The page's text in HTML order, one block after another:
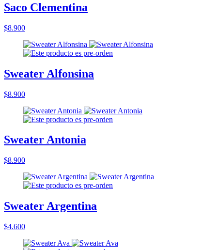
Saco Clementina
$8.900
Sweater Alfonsina
$8.900
Sweater Antonia
$8.900
Sweater Argentina
$4.600